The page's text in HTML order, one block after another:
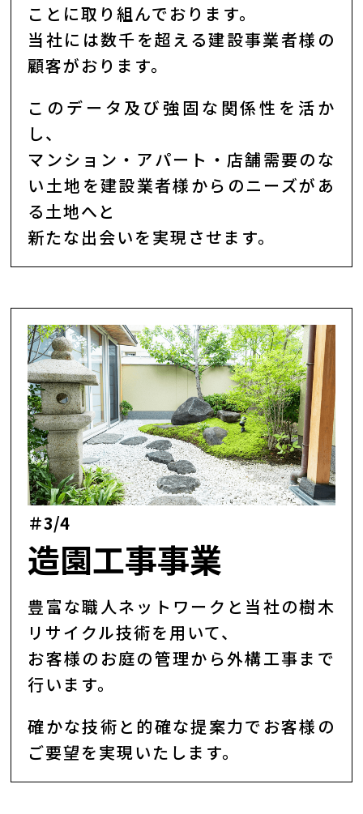
ことに取り組んでおります。
当社には数千を超える建設事業者様の
顧客がおります。
このデータ及び強固な関係性を活か
し、
マンション・アパート・店舗需要のな
い土地を建設業者様からのニーズがあ
る土地へと
新たな出会いを実現させます。
＃3/4
造園工事事業
豊富な職人ネットワークと当社の樹木
リサイクル技術を用いて、
お客様のお庭の管理から外構工事まで
行います。
確かな技術と的確な提案力でお客様の
ご要望を実現いたします。